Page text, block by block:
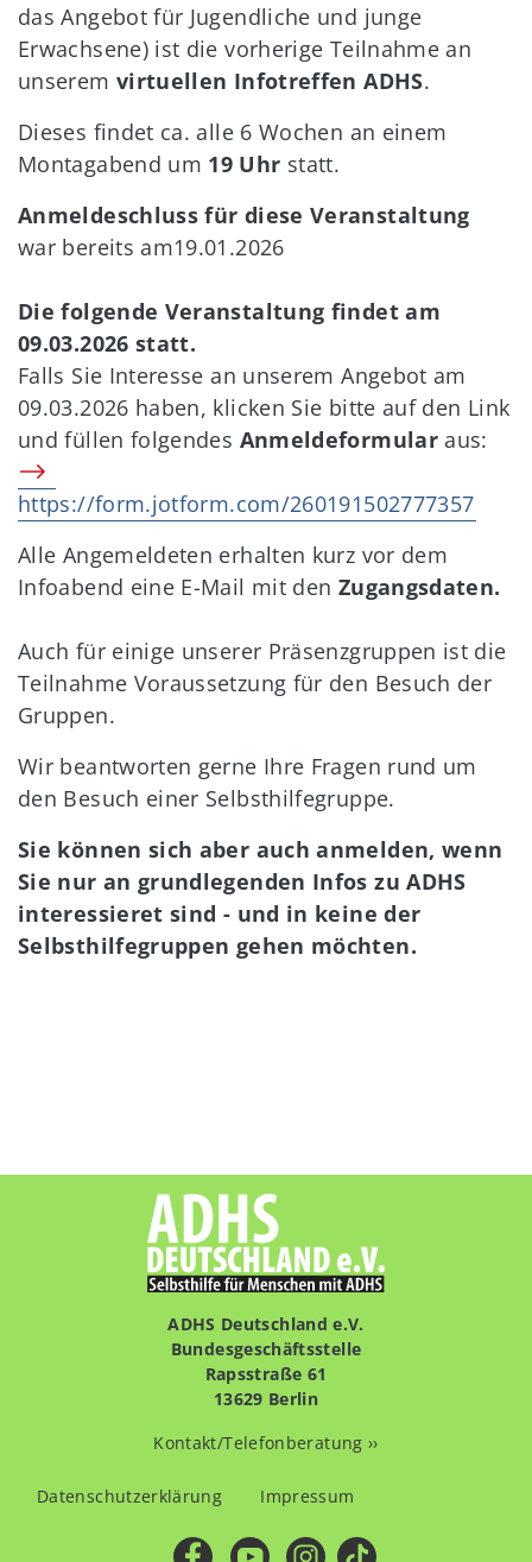
das Angebot für Jugendliche und junge
Erwachsene) ist die vorherige Teilnahme an
unserem virtuellen Infotreffen ADHS.
Dieses findet ca. alle 6 Wochen an einem
Montagabend um 19 Uhr statt.
Anmeldeschluss für diese Veranstaltung
war bereits am19.01.2026
Die folgende Veranstaltung findet am
09.03.2026 statt.
Falls Sie Interesse an unserem Angebot am
09.03.2026 haben, klicken Sie bitte auf den Link
und füllen folgendes Anmeldeformularaus:
https://form.jotform.com/260191502777357
Alle Angemeldeten erhalten kurz vor dem
Infoabend eine E-Mail mit den Zugangsdaten.
Auch für einige unserer Präsenzgruppen ist die
Teilnahme Voraussetzung für den Besuch der
Gruppen.
Wir beantworten gerne Ihre Fragen rund um
den Besuch einer Selbsthilfegruppe.
Sie können sich aber auch anmelden, wenn
Sie nur an grundlegenden Infos zu ADHS
interessieret sind - und in keine der
Selbsthilfegruppen gehen möchten.
ADHS Deutschland e.V.
Bundesgeschäftsstelle
Rapsstraße 61
13629 Berlin
Kontakt/Telefonberatung ››
Fußzeilenmenü
Datenschutzerklärung Impressum